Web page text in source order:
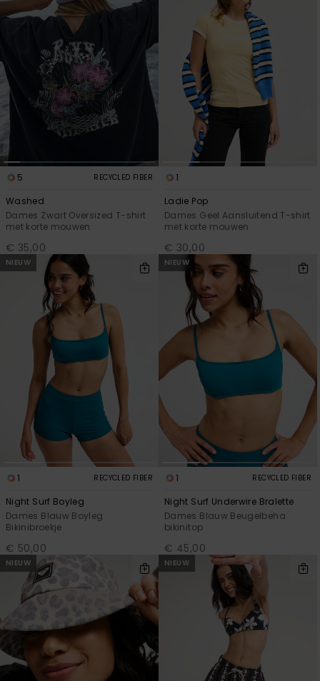
5 RECYCLED FIBER
Washed
Dames Zwart Oversized T-shirt
met korte mouwen
€ 35,00
1
Ladie Pop
Dames Geel Aansluitend T-shirt
met korte mouwen
€ 30,00
NIEUW
1 RECYCLED FIBER
Night Surf Boyleg
Dames Blauw Boyleg
Bikinibroekje
€ 50,00
NIEUW
1 RECYCLED FIBER
Night Surf Underwire Bralette
Dames Blauw Beugelbeha
bikinitop
€ 45,00
NIEUW NIEUW